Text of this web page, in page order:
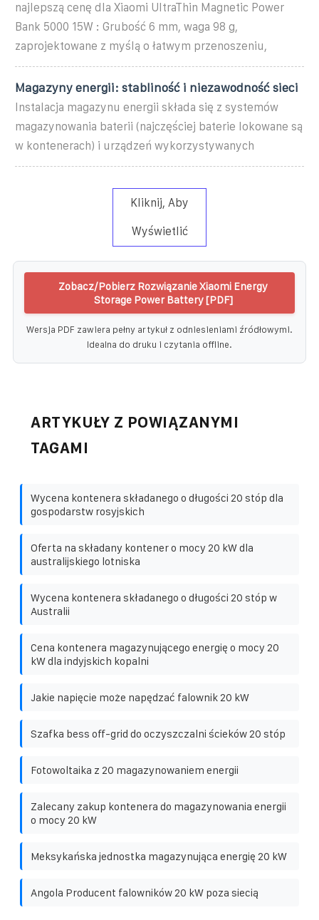
najlepszą cenę dla Xiaomi UltraThin Magnetic Power
Bank 5000 15W : Grubość 6 mm, waga 98 g,
zaprojektowane z myślą o łatwym przenoszeniu,
Magazyny energii: stabliność i niezawodność sieci
Instalacja magazynu energii składa się z systemów
magazynowania baterii (najczęściej baterie lokowane są
w kontenerach) i urządzeń wykorzystywanych
Kliknij, Aby
Wyświetlić
Zobacz/Pobierz Rozwiązanie Xiaomi Energy
Storage Power Battery [PDF]
Wersja PDF zawiera pełny artykuł z odniesieniami źródłowymi.
Idealna do druku i czytania offline.
ARTYKUŁY Z POWIĄZANYMI
TAGAMI
Wycena kontenera składanego o długości 20 stóp dla
gospodarstw rosyjskich
Oferta na składany kontener o mocy 20 kW dla
australijskiego lotniska
Wycena kontenera składanego o długości 20 stóp w
Australii
Cena kontenera magazynującego energię o mocy 20
kW dla indyjskich kopalni
Jakie napięcie może napędzać falownik 20 kW
Szafka bess off-grid do oczyszczalni ścieków 20 stóp
Fotowoltaika z 20 magazynowaniem energii
Zalecany zakup kontenera do magazynowania energii
o mocy 20 kW
Meksykańska jednostka magazynująca energię 20 kW
Angola Producent falowników 20 kW poza siecią